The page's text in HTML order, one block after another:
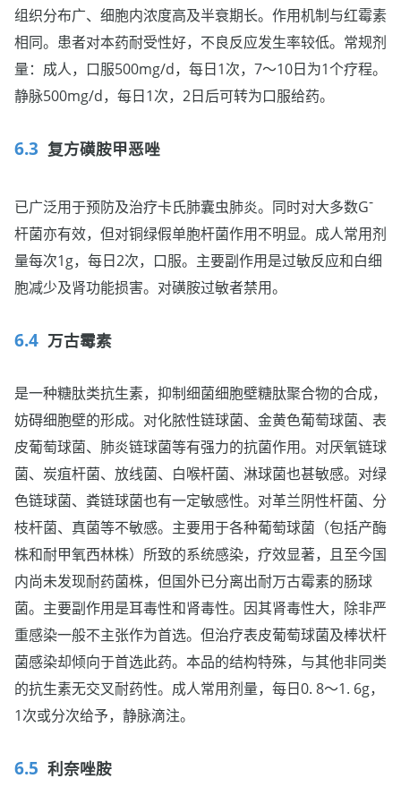
组织分布广、细胞内浓度高及半衰期长。作用机制与红霉素
相同。患者对本药耐受性好，不良反应发生率较低。常规剂
量：成人，口服500mg/d，每日1次，7～10日为1个疗程。
静脉500mg/d，每日1次，2日后可转为口服给药。
复方磺胺甲恶唑
已广泛用于预防及治疗卡氏肺囊虫肺炎。同时对大多数G-
杆菌亦有效，但对铜绿假单胞杆菌作用不明显。成人常用剂
量每次1g，每日2次，口服。主要副作用是过敏反应和白细
胞减少及肾功能损害。对磺胺过敏者禁用。
万古霉素
是一种糖肽类抗生素，抑制细菌细胞壁糖肽聚合物的合成，
妨碍细胞壁的形成。对化脓性链球菌、金黄色葡萄球菌、表
皮葡萄球菌、肺炎链球菌等有强力的抗菌作用。对厌氧链球
菌、炭疽杆菌、放线菌、白喉杆菌、淋球菌也甚敏感。对绿
色链球菌、粪链球菌也有一定敏感性。对革兰阴性杆菌、分
枝杆菌、真菌等不敏感。主要用于各种葡萄球菌（包括产酶
株和耐甲氧西林株）所致的系统感染，疗效显著，且至今国
内尚未发现耐药菌株，但国外已分离出耐万古霉素的肠球
菌。主要副作用是耳毒性和肾毒性。因其肾毒性大，除非严
重感染一般不主张作为首选。但治疗表皮葡萄球菌及棒状杆
菌感染却倾向于首选此药。本品的结构特殊，与其他非同类
的抗生素无交叉耐药性。成人常用剂量，每日0. 8～1. 6g，
1次或分次给予，静脉滴注。
利奈唑胺